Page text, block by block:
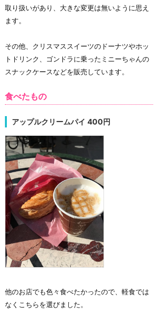
取り扱いがあり、大きな変更は無いように思え
ます。
その他、クリスマススイーツのドーナツやホッ
トドリンク、ゴンドラに乗ったミニーちゃんの
スナックケースなどを販売しています。
食べたもの
アップルクリームパイ 400円
他のお店でも色々食べたかったので、軽食では
なくこちらを選びました。